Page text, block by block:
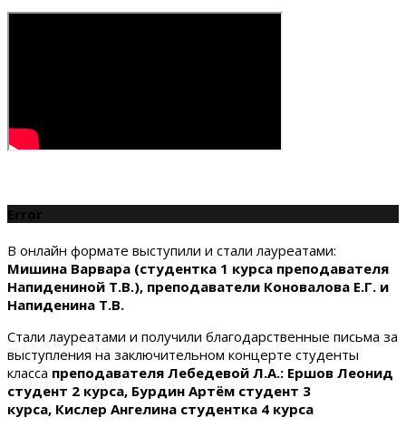
Error
В онлайн формате выступили и стали лауреатами:
Мишина Варвара (студентка 1 курса преподавателя
Напидениной Т.В.), преподаватели Коновалова Е.Г. и
Напиденина Т.В.
Стали лауреатами и получили благодарственные письма за
выступления на заключительном концерте студенты
класса преподавателя Лебедевой Л.А.: Ершов Леонид
студент 2 курса, Бурдин Артём студент 3
курса, Кислер Ангелина студентка 4 курса